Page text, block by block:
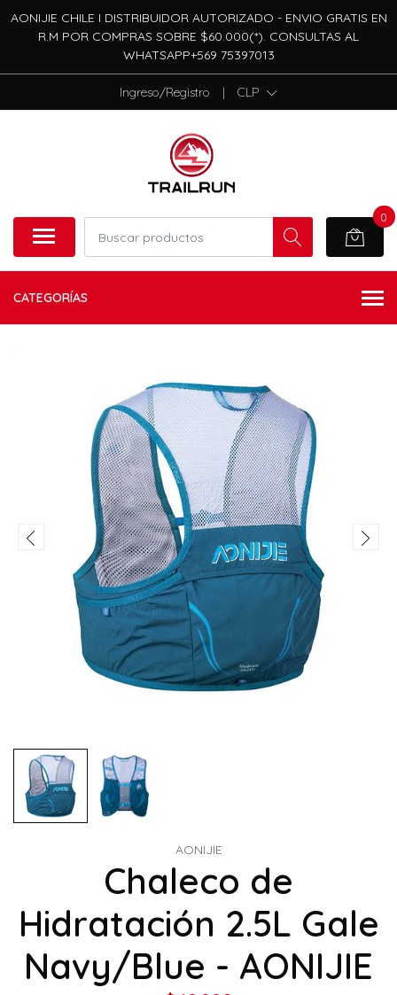
AONIJIE CHILE I DISTRIBUIDOR AUTORIZADO - ENVIO GRATIS EN
R.M POR COMPRAS SOBRE $60.000(*). CONSULTAS AL
WHATSAPP+569 75397013
Ingreso/Registro | CLP
0
CATEGORÍAS
AONIJIE
Chaleco de
Hidratación 2.5L Gale
Navy/Blue - AONIJIE